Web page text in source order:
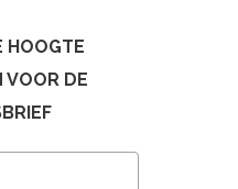
HOOGTE
VOOR DE